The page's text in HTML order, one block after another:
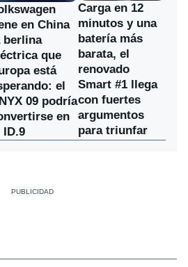
en China
berlina
que
está
el
09 podría
en
ID.9
Carga en 12
minutos y una
batería más
barata, el
renovado
Smart #1 llega
con fuertes
argumentos
para triunfar